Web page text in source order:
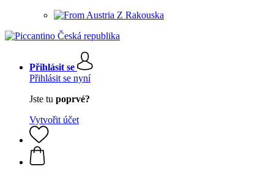
Z Rakouska
Přihlásit se
Přihlásit se nyní
Jste tu poprvé?
Vytvořit účet